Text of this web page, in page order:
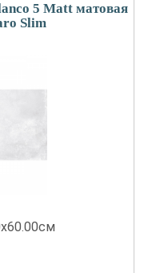
5 Matt матовая
Slim